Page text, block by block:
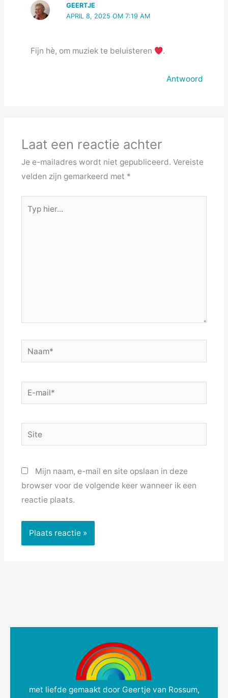
GEERTJE
APRIL 8, 2025 OM 7:19 AM
Fijn hè, om muziek te beluisteren .
Antwoord
Laat een reactie achter
Je e-mailadres wordt niet gepubliceerd. Vereiste
velden zijn gemarkeerd met *
hier...
Naam*
E-
mail*
Site
Mijn naam, e-mail en site opslaan in deze
browser voor de volgende keer wanneer ik een
reactie plaats.
met liefde gemaakt door Geertje van Rossum,